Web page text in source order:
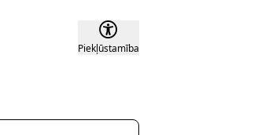
Piekļūstamība